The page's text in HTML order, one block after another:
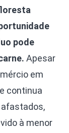
pode
Apesar
em
continua
à menor